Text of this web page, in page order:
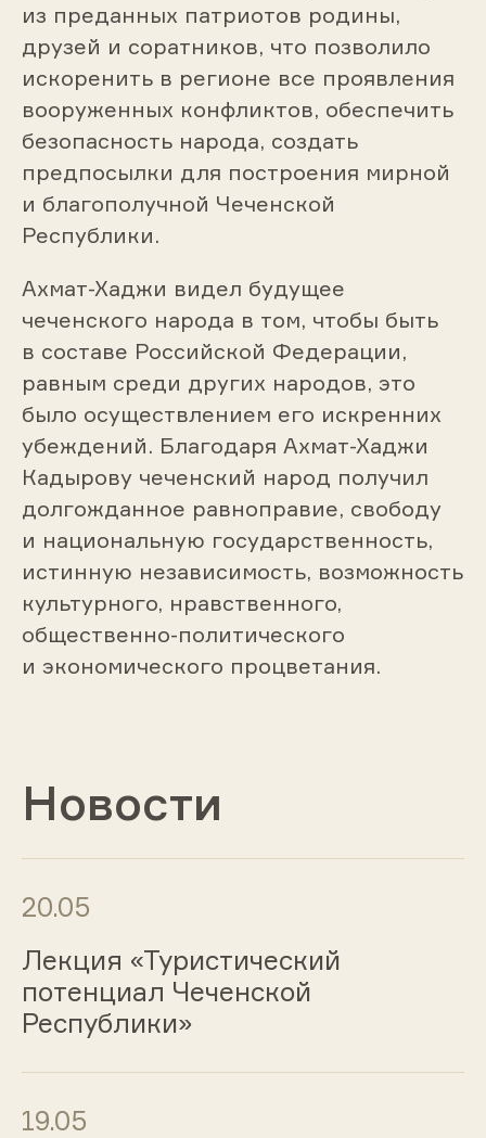
из преданных патриотов родины,
друзей и соратников, что позволило
искоренить в регионе все проявления
вооруженных конфликтов, обеспечить
безопасность народа, создать
предпосылки для построения мирной
и благополучной Чеченской
Республики.
Ахмат-Хаджи видел будущее
чеченского народа в том, чтобы быть
в составе Российской Федерации,
равным среди других народов, это
было осуществлением его искренних
убеждений. Благодаря Ахмат-Хаджи
Кадырову чеченский народ получил
долгожданное равноправие, свободу
и национальную государственность,
истинную независимость, возможность
культурного, нравственного,
общественно-политического
и экономического процветания.
Новости
20.05
Лекция «Туристический
потенциал Чеченской
Республики»
19.05